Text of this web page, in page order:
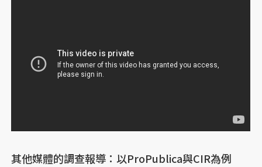
其他媒體的調查報導：以ProPublica與CIR為例